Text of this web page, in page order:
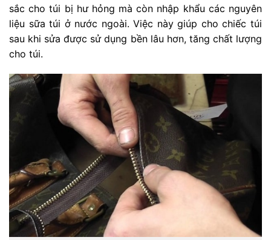
sắc cho túi bị hư hỏng mà còn nhập khẩu các nguyên
liệu sữa túi ở nước ngoài. Việc này giúp cho chiếc túi
sau khi sửa được sử dụng bền lâu hơn, tăng chất lượng
cho túi.